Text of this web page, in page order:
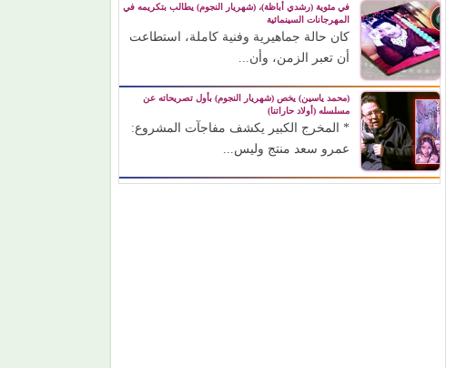
في مئوية (رشدي أباظة)، (شهريار النجوم) يطالب بتكريمه في
المهرجانات السينمائية
كان حالة جماهيرية وفنية كاملة، استطاعت
أن تعبر الزمن، وأن...
(محمد ياسين) يخص (شهريار النجوم) بأول تصريحاته عن
مسلسله (أولاد حاراتنا)
* المخرج الكبير يكشف مفاجآت المشروع:
عمرو سعد منتج وليس...